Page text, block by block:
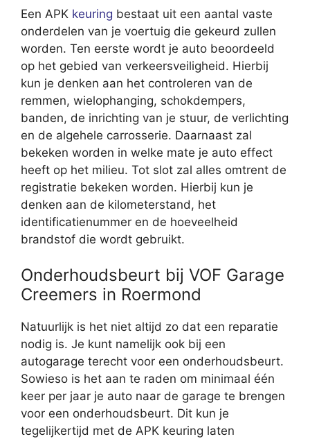
Een APK keuring bestaat uit een aantal vaste
onderdelen van je voertuig die gekeurd zullen
worden. Ten eerste wordt je auto beoordeeld
op het gebied van verkeersveiligheid. Hierbij
kun je denken aan het controleren van de
remmen, wielophanging, schokdempers,
banden, de inrichting van je stuur, de verlichting
en de algehele carrosserie. Daarnaast zal
bekeken worden in welke mate je auto effect
heeft op het milieu. Tot slot zal alles omtrent de
registratie bekeken worden. Hierbij kun je
denken aan de kilometerstand, het
identificatienummer en de hoeveelheid
brandstof die wordt gebruikt.
Onderhoudsbeurt bij VOF Garage
Creemers in Roermond
Natuurlijk is het niet altijd zo dat een reparatie
nodig is. Je kunt namelijk ook bij een
autogarage terecht voor een onderhoudsbeurt.
Sowieso is het aan te raden om minimaal één
keer per jaar je auto naar de garage te brengen
voor een onderhoudsbeurt. Dit kun je
tegelijkertijd met de APK keuring laten